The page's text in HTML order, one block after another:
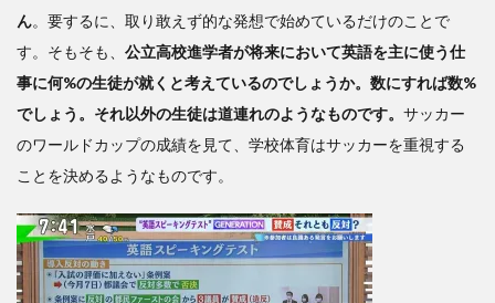
ん。要するに、取り敢えず的な発想で始めているだけのことで
す。そもそも、 公立高校進学者が将来において英語を主に使う仕
事に何%の生徒が就くと考えているのでしょうか。数にすれば数%
でしょう。それ以外の生徒は道連れのようなものです。 サッカー
のワールドカップの成績を見て、学校体育はサッカーを重視する
ことを決めるようなものです。